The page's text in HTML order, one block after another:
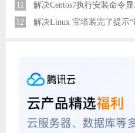
11
解决Centos7执行安装命令
12
解决Linux 宝塔装完了提示“